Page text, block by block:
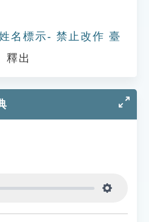
名標示- 禁止改作 臺
釋出